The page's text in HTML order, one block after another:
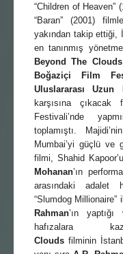
“Children of Heaven”
“Baran” (2001)
yakından takip ettiği,
en tanınmış
Beyond The Clouds
Boğaziçi Film
Uluslararası Uzun
karşısına
Festivali’nde
toplamıştı.
Mumbai’yi güçlü ve
filmi, Shahid
Mohanan’ın
arasındaki adalet
“Slumdog
Rahman’ın
hafızalara
Cloudsfilminin